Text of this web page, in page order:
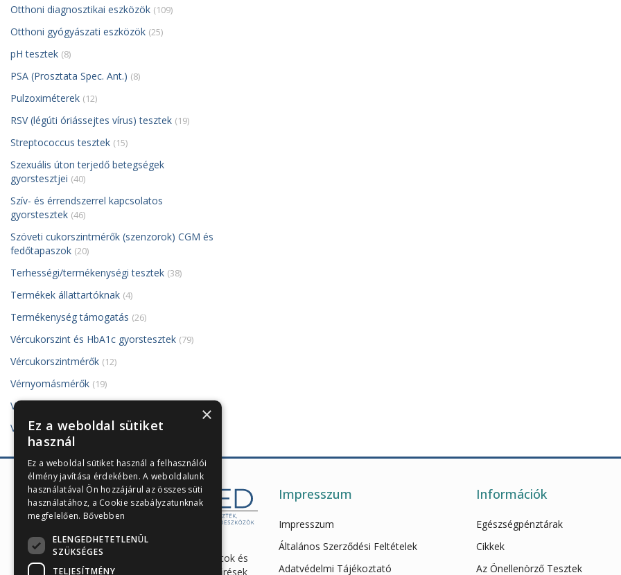
Otthoni diagnosztikai eszközök (109)
Otthoni gyógyászati eszközök (25)
pH tesztek (8)
PSA (Prosztata Spec. Ant.) (8)
Pulzoximéterek (12)
RSV (légúti óriássejtes vírus) tesztek (19)
Streptococcus tesztek (15)
Szexuális úton terjedő betegségek
gyorstesztjei (40)
Szív- és érrendszerrel kapcsolatos
gyorstesztek (46)
Szöveti cukorszintmérők (szenzorok) CGM és
fedőtapaszok (20)
Terhességi/termékenységi tesztek (38)
Termékek állattartóknak (4)
Termékenység támogatás (26)
Vércukorszint és HbA1c gyorstesztek (79)
Vércukorszintmérők (12)
Vérnyomásmérők (19)
VivaDiag PoCT készülék és tesztjei
Vizelettesztek (121)
Enzimes béldaganatszűrés,
hasnyálmirigy funkciós vizsgálatok és
egészségügyi gyorstesztek, szűrések
Impresszum
Impresszum
Általános Szerződési Feltételek
Adatvédelmi Tájékoztató
Információk
Egészségpénztárak
Cikkek
Az Önellenörző Tesztek
×
Ez a weboldal sütiket
használ
Ez a weboldal sütiket használ a felhasználói
élmény javítása érdekében. A weboldalunk
használatával Ön hozzájárul az összes süti
használatához, a Cookie szabályzatunknak
megfelelően. Bővebben
ELENGEDHETETLENÜL
SZÜKSÉGES
TELJESÍTMÉNY